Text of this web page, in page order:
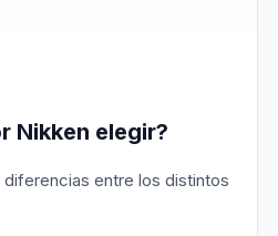
Nikken elegir?
entre los distintos